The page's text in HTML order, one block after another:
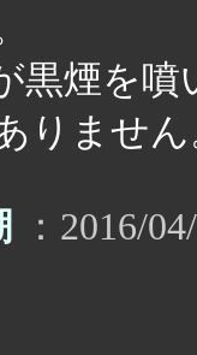
黒煙を
りません
：2016/